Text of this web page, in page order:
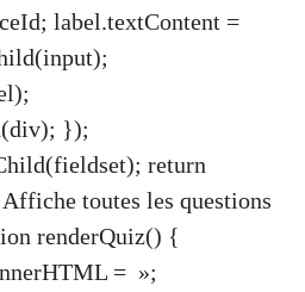
label.textContent =
});
return
toutes les questions
renderQuiz() {
= »;